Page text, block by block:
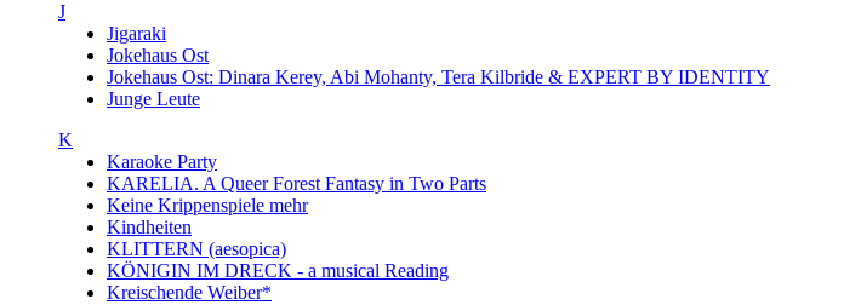
J
Jigaraki
Jokehaus Ost
Jokehaus Ost: Dinara Kerey, Abi Mohanty, Tera Kilbride & EXPERT BY IDENTITY
Junge Leute
K
Karaoke Party
KARELIA. A Queer Forest Fantasy in Two Parts
Keine Krippenspiele mehr
Kindheiten
KLITTERN (aesopica)
KÖNIGIN IM DRECK - a musical Reading
Kreischende Weiber*